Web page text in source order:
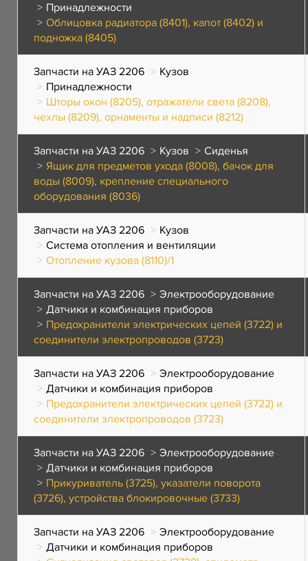
Принадлежности
Облицовка радиатора (8401), капот (8402) и
подножка (8405)
Запчасти на УАЗ 2206
Кузов
Принадлежности
Шторы окон (8205), отражатели света (8208),
чехлы (8209), орнаменты и надписи (8212)
Запчасти на УАЗ 2206 Кузов
Сиденья
Ящик для предметов ухода (8008), бачок для
воды (8009), крепление специального
оборудования (8036)
Запчасти на УАЗ 2206
Кузов
Система отопления и вентиляции
Отопление кузова (8110)/1
Запчасти на УАЗ 2206
Электрооборудование
Датчики и комбинация приборов
Предохранители электрических цепей (3722) и
соединители электропроводов (3723)
Запчасти на УАЗ 2206
Электрооборудование
Датчики и комбинация приборов
Предохранители электрических цепей (3722) и
соединители электропроводов (3723)
Запчасти на УАЗ 2206
Электрооборудование
Датчики и комбинация приборов
Прикуриватель (3725), указатели поворота
(3726), устройства блокировочные (3733)
Запчасти на УАЗ 2206
Электрооборудование
Датчики и комбинация приборов